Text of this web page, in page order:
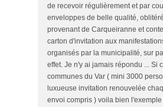
de recevoir régulièrement et par
enveloppes de belle qualité,
provenant de Carqueiranne et
carton d'invitation aux
organisés par la municipalité, sur
effet. Je n'y ai jamais répondu ... Si
communes du Var ( mini 3000
luxueuse invitation renouvelée
envoi compris ) voila bien